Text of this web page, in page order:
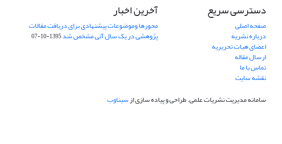
دسترسی سریع
صفحه اصلی
درباره نشریه
اعضای هیات تحریریه
ارسال مقاله
تماس با ما
نقشه سایت
آخرین اخبار
محورها وموضوعات پیشنهادی برای دریافت مقالات
پژوهشی در یک سال آتی مشخص شد1395-10-07
سامانه مدیریت نشریات علمی.طراحی و پیاده سازی ازسیناوب